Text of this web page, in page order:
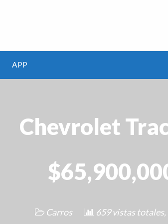
APP
Chevrolet
Carros 659 vistas totales,